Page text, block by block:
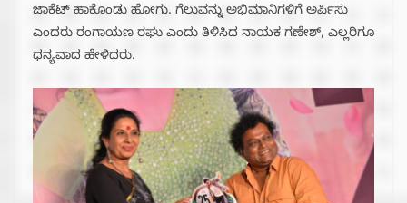
ಜಾಕೆಟ್ ಹಾಕೊಂಡು ಹೋಗು. ಗೆಲುವನ್ನು ಅಭಿಮಾನಿಗಳಿಗೆ ಅರ್ಪಿಸು
ಎಂದರು ರಂಗಾಯಣ ರಘು ಎಂದು ತಿಳಿಸಿದ ನಾಯಕ ಗಣೇಶ್, ಎಲ್ಲರಿಗೂ
ಧನ್ಯವಾದ ಹೇಳಿದರು.